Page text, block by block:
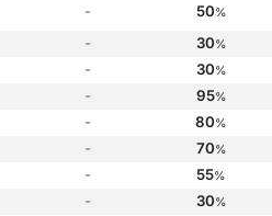
- 50%
- 30%
- 30%
- 95%
- 80%
- 70%
- 55%
- 30%